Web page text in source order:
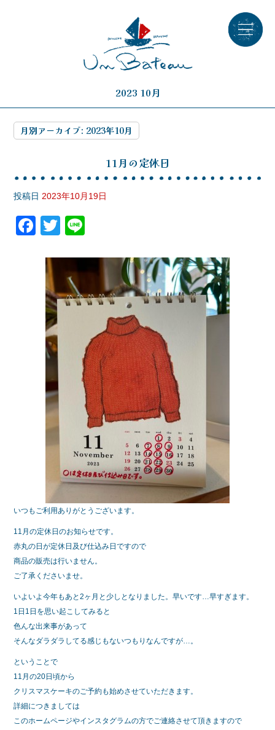
2023 10月
月別アーカイブ: 2023年10月
11月の定休日
投稿日 2023年10月19日
F
c
e
b
o
o
k
T
tt
er
e
いつもご利用ありがとうございます。
11月の定休日のお知らせです。
赤丸の日が定休日及び仕込み日ですので
商品の販売は行いません。
ご了承くださいませ。
いよいよ今年もあと2ヶ月と少しとなりました。早いです…早すぎます。
1日1日を思い起こしてみると
色んな出来事があって
そんなダラダラしてる感じもないつもりなんですが…。
ということで
11月の20日頃から
クリスマスケーキのご予約も始めさせていただきます。
詳細につきましては
このホームページやインスタグラムの方でご連絡させて頂きますので